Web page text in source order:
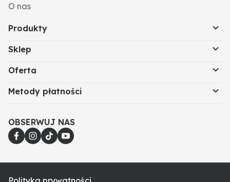
O nas
Produkty
Sklep
Oferta
Metody płatności
OBSERWUJ NAS